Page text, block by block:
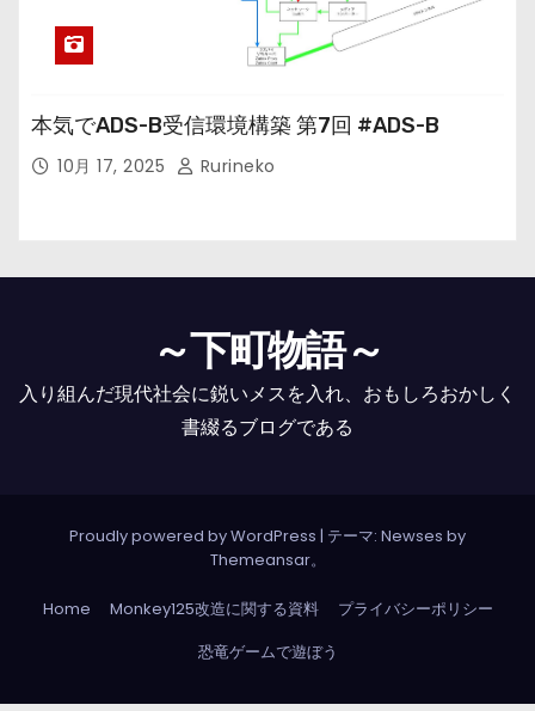
本気でADS-B受信環境構築 第7回 #ADS-B
10月 17, 2025 Rurineko
～下町物語～
入り組んだ現代社会に鋭いメスを入れ、おもしろおかしく
書綴るブログである
Proudly powered by WordPress | テーマ: Newses by
Themeansar。
Home Monkey125改造に関する資料
プライバシーポリシー
恐竜ゲームで遊ぼう